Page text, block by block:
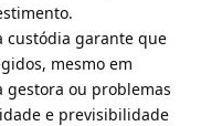
custódia garante que
mesmo em
gestora ou problemas
e previsibilidade